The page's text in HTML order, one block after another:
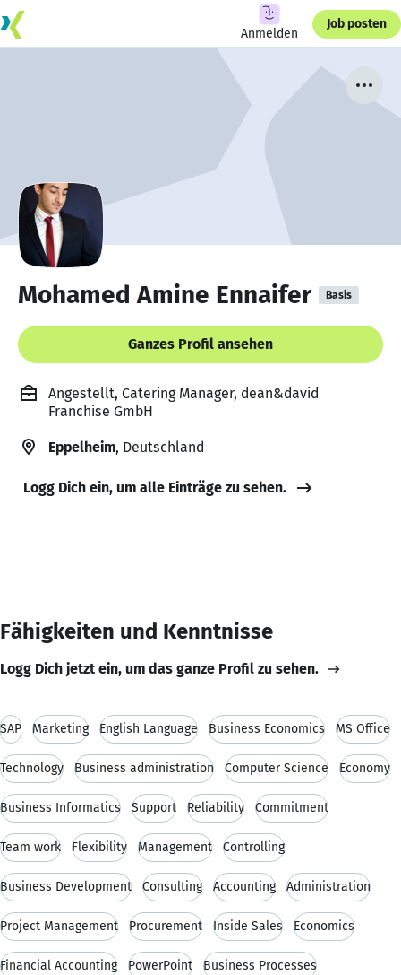
Anmelden
Job posten
Mohamed Amine Ennaifer Basis
Ganzes Profil ansehen
Angestellt, Catering Manager, dean&david
Franchise GmbH
Eppelheim, Deutschland
Logg Dich ein, um alle Einträge zu sehen.
Fähigkeiten und Kenntnisse
Logg Dich jetzt ein, um das ganze Profil zu sehen.
SAP Marketing English Language Business Economics MS Office
Technology Business administration Computer Science Economy
Business Informatics Support Reliability Commitment
Team work Flexibility Management Controlling
Business Development Consulting Accounting Administration
Project Management Procurement Inside Sales Economics
Financial Accounting PowerPoint Business Processes